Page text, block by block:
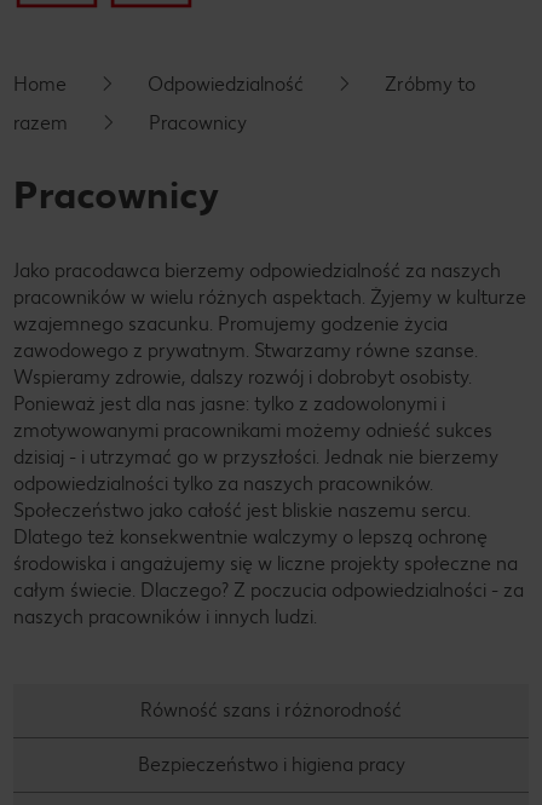
Home Odpowiedzialność
Zróbmy to
razem
Pracownicy
Pracownicy
Jako pracodawca bierzemy odpowiedzialność za naszych
pracowników w wielu różnych aspektach. Żyjemy w kulturze
wzajemnego szacunku. Promujemy godzenie życia
zawodowego z prywatnym. Stwarzamy równe szanse.
Wspieramy zdrowie, dalszy rozwój i dobrobyt osobisty.
Ponieważ jest dla nas jasne: tylko z zadowolonymi i
zmotywowanymi pracownikami możemy odnieść sukces
dzisiaj - i utrzymać go w przyszłości. Jednak nie bierzemy
odpowiedzialności tylko za naszych pracowników.
Społeczeństwo jako całość jest bliskie naszemu sercu.
Dlatego też konsekwentnie walczymy o lepszą ochronę
środowiska i angażujemy się w liczne projekty społeczne na
całym świecie. Dlaczego? Z poczucia odpowiedzialności - za
naszych pracowników i innych ludzi.
Równość szans i różnorodność
Bezpieczeństwo i higiena pracy